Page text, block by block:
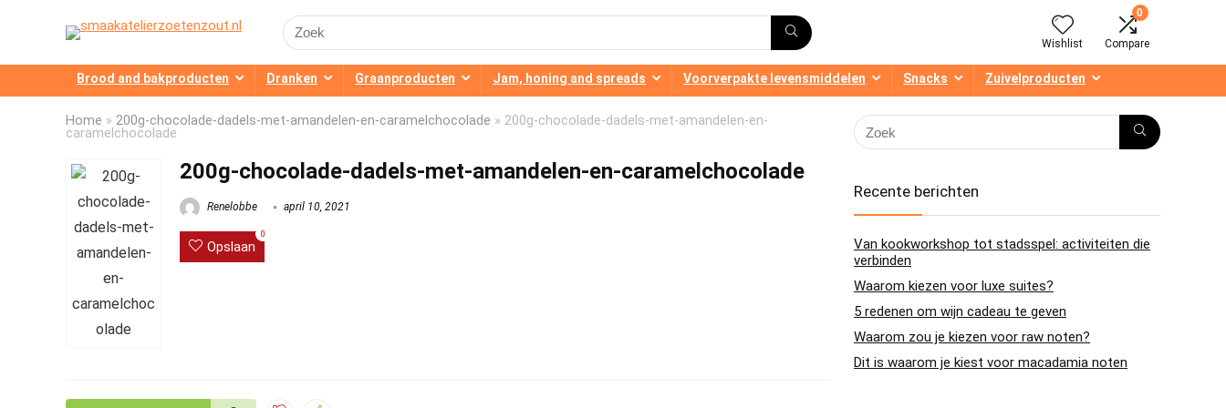
Search
for:
Wishlist
0
Compare
Brood and bakproducten Dranken Graanproducten Jam, honing and spreads Voorverpakte levensmiddelen Snacks Zuivelproducten
Home » 200g-chocolade-dadels-met-amandelen-en-caramelchocolade » 200g-chocolade-dadels-met-amandelen-en-
caramelchocolade
200g-chocolade-dadels-met-amandelen-en-caramelchocolade
Renelobbe april 10, 2021
Opslaan
0
Recente berichten
Van kookworkshop tot stadsspel: activiteiten die
verbinden
Waarom kiezen voor luxe suites?
5 redenen om wijn cadeau te geven
Waarom zou je kiezen voor raw noten?
Dit is waarom je kiest voor macadamia noten